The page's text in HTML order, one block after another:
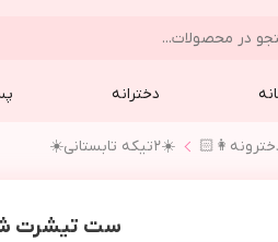
دخترانه
☀️٢تيكه تابستاني☀️
ست تیشرت